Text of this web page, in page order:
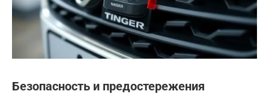
Безопасность и предостережения